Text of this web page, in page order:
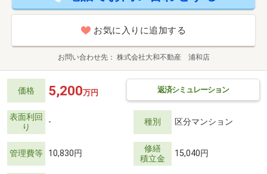
お気に入りに追加する
お問い合わせ先 株式会社大和不動産 浦和店
価格 返済シミュレーション
5,200万円
表面利回
り
- 種別 区分マンション
管理費等 10,830円
修繕
積立金
15,040円